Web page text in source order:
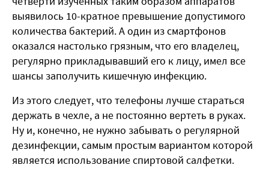
выявилось 10-кратное превышение допустимого
количества бактерий. А один из смартфонов
оказался настолько грязным, что его владелец,
регулярно прикладывавший его к лицу, имел все
шансы заполучить кишечную инфекцию.
Из этого следует, что телефоны лучше стараться
держать в чехле, а не постоянно вертеть в руках.
Ну и, конечно, не нужно забывать о регулярной
дезинфекции, самым простым вариантом которой
является использование спиртовой салфетки.